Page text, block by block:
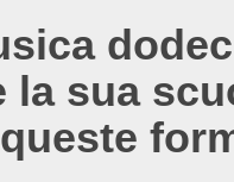
la sua